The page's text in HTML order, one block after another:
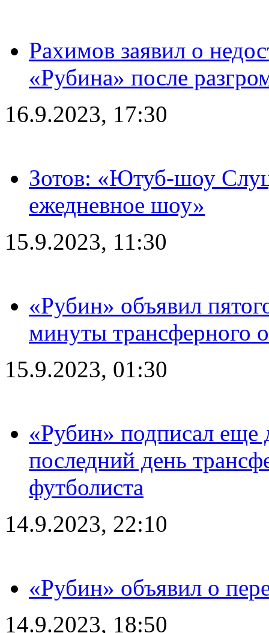
Рахимов заявил о
«Рубина» после
16.9.2023, 17:30
Зотов: «Ютуб-шоу
ежедневное шоу»
15.9.2023, 11:30
«Рубин» объявил
минуты трансферного
15.9.2023, 01:30
«Рубин» подписал еще
последний день
футболиста
14.9.2023, 22:10
«Рубин» объявил о
14.9.2023, 18:50